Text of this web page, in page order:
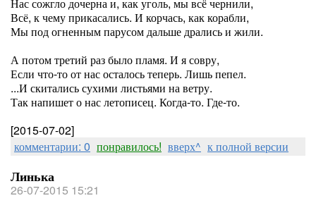
Всё, к чему прикасались. И корчась, как корабли,
Мы под огненным парусом дальше дрались и жили.
А потом третий раз было пламя. И я совру,
Если что-то от нас осталось теперь. Лишь пепел.
...И скитались сухими листьями на ветру.
Так напишет о нас летописец. Когда-то. Где-то.
[2015-07-02]
комментарии: 0 понравилось! вверх^ к полной версии
Линька
26-07-2015 15:21